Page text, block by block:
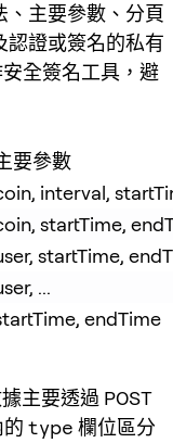
、主要參數、分頁
認證或簽名的私有
全簽名工具，避
要參數
interval,
startTime,
startTime,
...
endTime
主要透過 POST
type 欄位區分